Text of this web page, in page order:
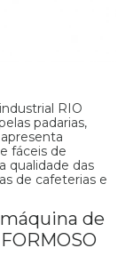
RIO
padarias,
fáceis de
qualidade das
de cafeterias e
de